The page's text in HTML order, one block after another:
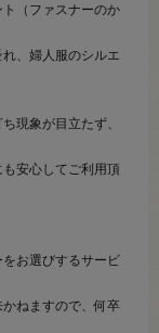
（ファスナーのか
、婦人服のシルエ
現象が目立たず、
安心してご利用頂
お選びするサービ
ねますので、何卒